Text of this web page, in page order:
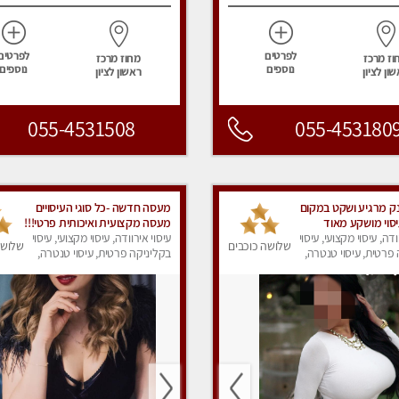
מרכז
לציון
לפרטים
נוספים
055-
מחוז מרכז
ראשון לציון
נוספים
055-4531508
מרגיע ושקט במקום
מושקע מאוד
עיסוי מקצועי, עיסוי
פרטית, עיסוי טנטרה,
שלושה כוכבים
מעסה חדשה -כל סוגי העיסויים
מעסה מקצועית ואיכותית פרטי!!!
מומלץ לחלוטין!!
עיסוי אירוודה, עיסוי מקצועי, עיסוי
בקליניקה פרטית, עיסוי טנטרה,